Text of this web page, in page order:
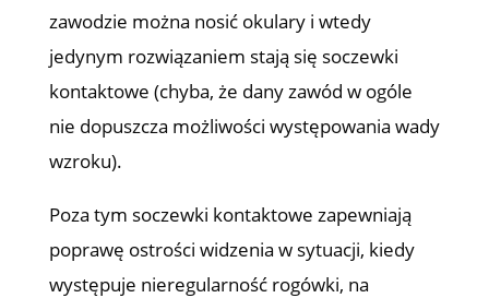
zawodzie można nosić okulary i wtedy
jedynym rozwiązaniem stają się soczewki
kontaktowe (chyba, że dany zawód w ogóle
nie dopuszcza możliwości występowania wady
wzroku).
Poza tym soczewki kontaktowe zapewniają
poprawę ostrości widzenia w sytuacji, kiedy
występuje nieregularność rogówki, na